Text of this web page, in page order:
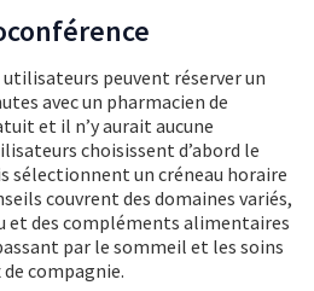
peuvent réserver un
avec un pharmacien de
et il n’y aurait aucune
choisissent d’abord le
sélectionnent un créneau horaire
couvrent des domaines variés,
et des compléments alimentaires
par le sommeil et les soins
de compagnie.